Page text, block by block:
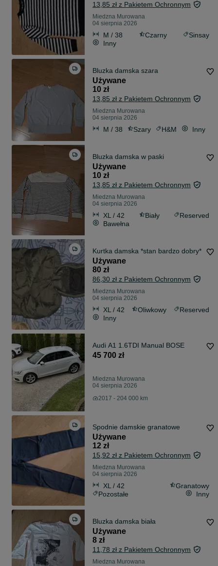
13,85 zł z Pakietem Ochronnym
Miedzna Murowana
04 sierpnia 2026
M / 38 Czarny
Sinsay
Inny
Bluzka damska szara
Używane
10 zł
13,85 zł z Pakietem Ochronnym
Miedzna Murowana
04 sierpnia 2026
M / 38 Szary H&M Inny
Bluzka damska w paski
Używane
10 zł
13,85 zł z Pakietem Ochronnym
Miedzna Murowana
04 sierpnia 2026
XL / 42 Biały
Reserved
Bawełna
Kurtka damska *stan bardzo dobry*
Używane
80 zł
86,30 zł z Pakietem Ochronnym
Miedzna Murowana
04 sierpnia 2026
XL / 42 Oliwkowy
Reserved
Inny
Audi A1 1.6TDI Manual BOSE
45 700 zł
Miedzna Murowana
04 sierpnia 2026
2017 - 204 000 km
Spodnie damskie granatowe
Używane
12 zł
15,92 zł z Pakietem Ochronnym
Miedzna Murowana
04 sierpnia 2026
XL / 42
Granatowy
Pozostałe
Inny
Bluzka damska biała
Używane
8 zł
11,78 zł z Pakietem Ochronnym
Miedzna Murowana